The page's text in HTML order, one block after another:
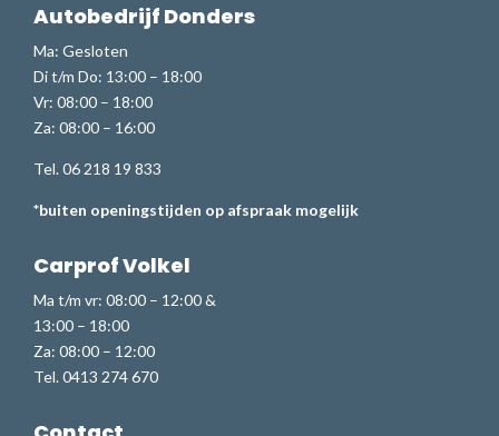
Autobedrijf Donders
Ma: Gesloten
Di t/m Do: 13:00 – 18:00
Vr: 08:00 – 18:00
Za: 08:00 – 16:00
Tel. 06 218 19 833
*buiten openingstijden op afspraak mogelijk
Carprof Volkel
Ma t/m vr: 08:00 – 12:00 &
13:00 – 18:00
Za: 08:00 – 12:00
Tel. 0413 274 670